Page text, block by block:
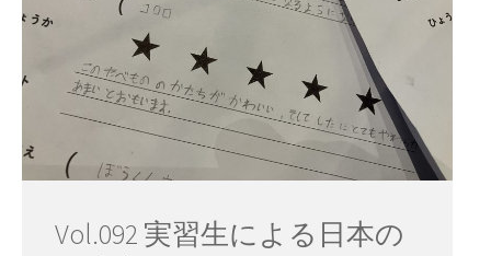
Vol.092 実習生による日本の